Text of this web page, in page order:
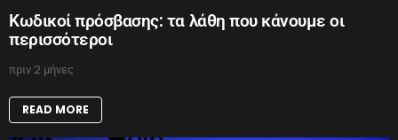
Κωδικοί πρόσβασης: τα λάθη που κάνουμε οι
περισσότεροι
πριν 2 μήνες
READ MORE